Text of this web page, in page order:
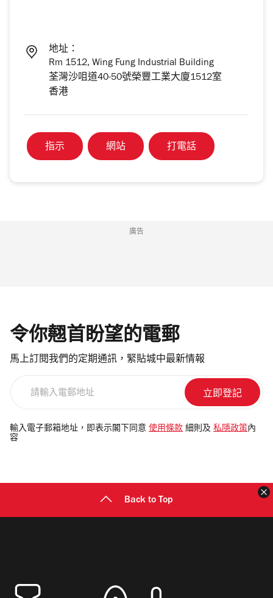
地址：
Rm 1512, Wing Fung Industrial Building
荃灣沙咀道40-50號榮豐工業大廈1512室
香港
指示 網站 打電話
廣告
令你翹首盼望的電郵
馬上訂閱我們的定期通訊，緊貼城中最新情報
電
郵
輸入電子郵箱地址，即表示閣下同意 使用條款 細則及 私隱政策 內
容
Back to Top